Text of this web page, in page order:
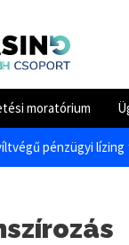
moratórium
pénzügyi lízing